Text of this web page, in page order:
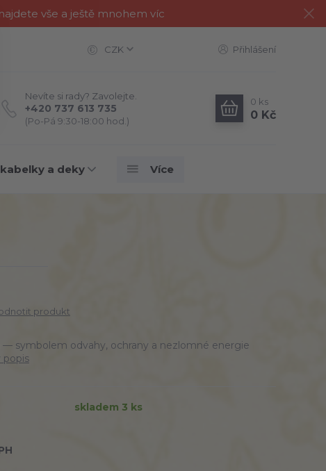
vše a ještě mnohem víc
CZK Přihlášení
Nevíte si rady? Zavolejte.
+420 737 613 735
(Po-Pá 9:30-18:00 hod.)
0 ks
0 Kč
a deky Více
produkt
— symbolem odvahy, ochrany a nezlomné energie
popis
skladem 3 ks